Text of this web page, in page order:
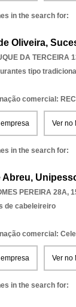
in the search for:
Oliveira,
DA TERCEIRA
tipo tradicional
comercial:
Ver no
in the search for:
Abreu,
PEREIRA 28A,
de cabeleireiro
comercial:
Ver no
in the search for: